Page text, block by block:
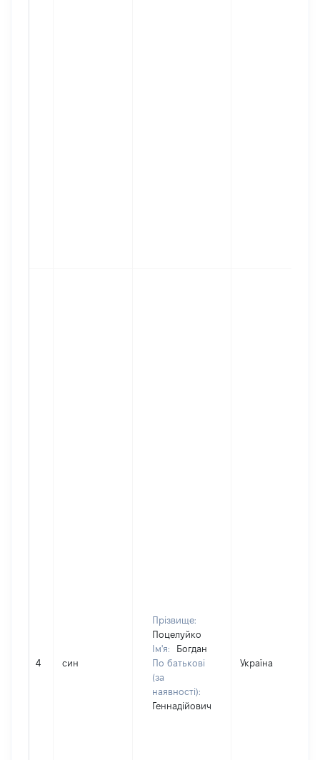
4 син
Прізвище:
Поцелуйко
Ім'я:
Богдан
По батькові
(за
наявності):
Геннадійович
Україна